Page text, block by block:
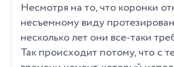
Несмотря на то, что коронки
несъемному виду
несколько лет они все-таки
Так происходит потому, что с